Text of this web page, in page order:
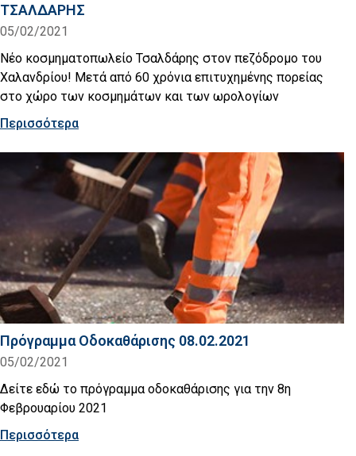
ΤΣΑΛΔΑΡΗΣ
05/02/2021
Νέο κοσμηματοπωλείο Τσαλδάρης στον πεζόδρομο του
Χαλανδρίου! Μετά από 60 χρόνια επιτυχημένης πορείας
στο χώρο των κοσμημάτων και των ωρολογίων
Περισσότερα
Πρόγραμμα Οδοκαθάρισης 08.02.2021
05/02/2021
Δείτε εδώ το πρόγραμμα οδοκαθάρισης για την 8η
Φεβρουαρίου 2021
Περισσότερα